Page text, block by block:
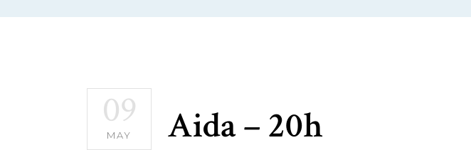
09
MAY Aida – 20h